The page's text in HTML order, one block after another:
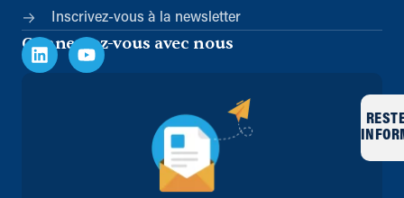
Inscrivez-vous à la newsletter
Connectez-vous avec nous